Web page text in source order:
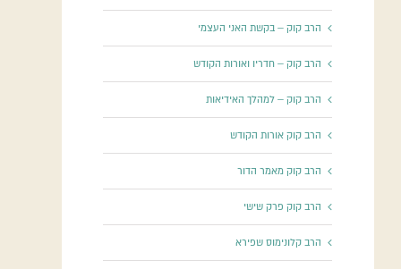
הרב קוק – בקשת האני העצמי
הרב קוק – חדריו ואורות הקודש
הרב קוק – למהלך האידיאות
הרב קוק אורות הקודש
הרב קוק מאמר הדור
הרב קוק פרק שישי
הרב קלונימוס שפירא